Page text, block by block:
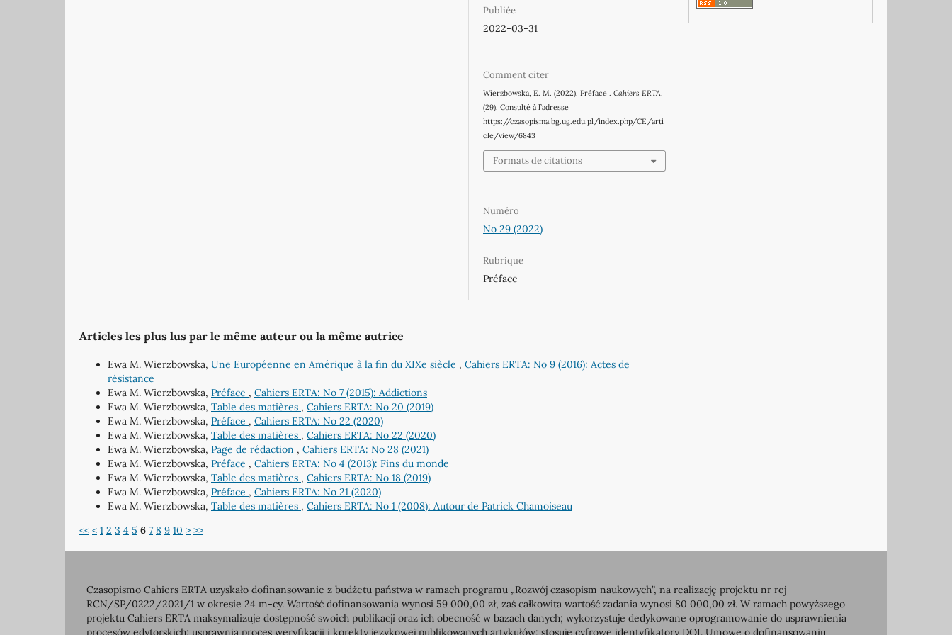
Publiée
2022-03-31
Comment citer
Wierzbowska, E. M. (2022). Préface .Cahiers ERTA,
(29). Consulté à l’adresse
https://czasopisma.bg.ug.edu.pl/index.php/CE/arti
cle/view/6843
Formats de citations
Numéro
No 29 (2022)
Rubrique
Préface
Articles les plus lus par le même auteur ou la même autrice
Ewa M. Wierzbowska, Une Européenne en Amérique à la fin du XIXe siècle , Cahiers ERTA: No 9 (2016): Actes de
résistance
Ewa M. Wierzbowska, Préface , Cahiers ERTA: No 7 (2015): Addictions
Ewa M. Wierzbowska, Table des matières , Cahiers ERTA: No 20 (2019)
Ewa M. Wierzbowska, Préface , Cahiers ERTA: No 22 (2020)
Ewa M. Wierzbowska, Table des matières , Cahiers ERTA: No 22 (2020)
Ewa M. Wierzbowska, Page de rédaction , Cahiers ERTA: No 28 (2021)
Ewa M. Wierzbowska, Préface , Cahiers ERTA: No 4 (2013): Fins du monde
Ewa M. Wierzbowska, Table des matières , Cahiers ERTA: No 18 (2019)
Ewa M. Wierzbowska, Préface , Cahiers ERTA: No 21 (2020)
Ewa M. Wierzbowska, Table des matières , Cahiers ERTA: No 1 (2008): Autour de Patrick Chamoiseau
<< < 1 2 3 4 5 6 7 8 9 10 > >>
Czasopismo Cahiers ERTA uzyskało dofinansowanie z budżetu państwa w ramach programu „Rozwój czasopism naukowych”, na realizację projektu nr rej
RCN/SP/0222/2021/1 w okresie 24 m-cy. Wartość dofinansowania wynosi 59 000,00 zł, zaś całkowita wartość zadania wynosi 80 000,00 zł. W ramach powyższego
projektu Cahiers ERTA maksymalizuje dostępność swoich publikacji oraz ich obecność w bazach danych; wykorzystuje dedykowane oprogramowanie do usprawnienia
procesów edytorskich; usprawnia proces weryfikacji i korekty językowej publikowanych artykułów; stosuje cyfrowe identyfikatory DOI. Umowę o dofinansowaniu